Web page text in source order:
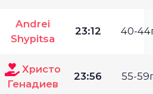
Andrei
Shypitsa
23:12 40-
Христо
Генадиев
23:56 55-